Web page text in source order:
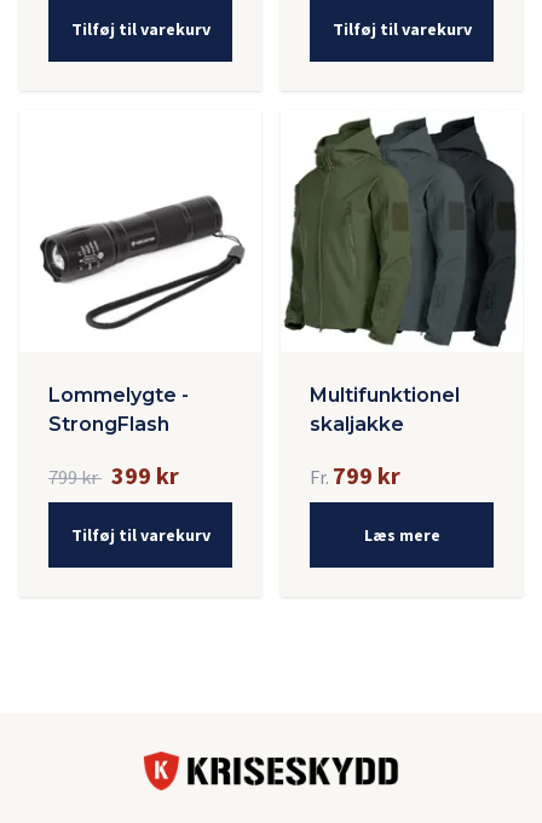
Tilføj til varekurv Tilføj til varekurv
Lommelygte -
StrongFlash
799 kr 399 kr
Tilføj til varekurv
Multifunktionel
skaljakke
Fr. 799 kr
Læs mere